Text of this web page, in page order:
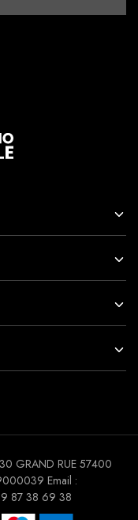
GRAND RUE 57400
Email :
87 38 69 38